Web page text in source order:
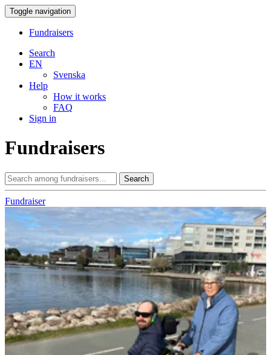
Toggle navigation
Fundraisers
Search
EN
Svenska
Help
How it works
FAQ
Sign in
Fundraisers
Search
Fundraiser